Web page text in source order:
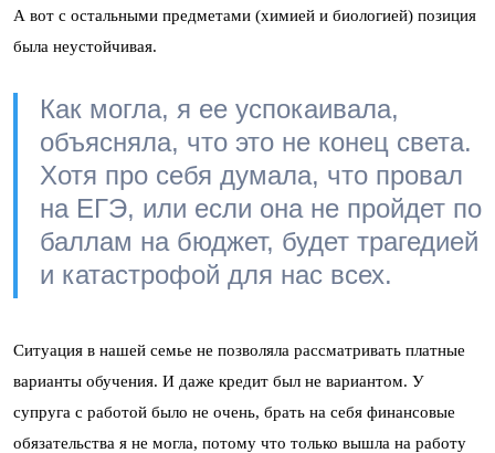
А вот с остальными предметами (химией и биологией) позиция
была неустойчивая.
Как могла, я ее успокаивала,
объясняла, что это не конец света.
Хотя про себя думала, что провал
на ЕГЭ, или если она не пройдет по
баллам на бюджет, будет трагедией
и катастрофой для нас всех.
Ситуация в нашей семье не позволяла рассматривать платные
варианты обучения. И даже кредит был не вариантом. У
супруга с работой было не очень, брать на себя финансовые
обязательства я не могла, потому что только вышла на работу